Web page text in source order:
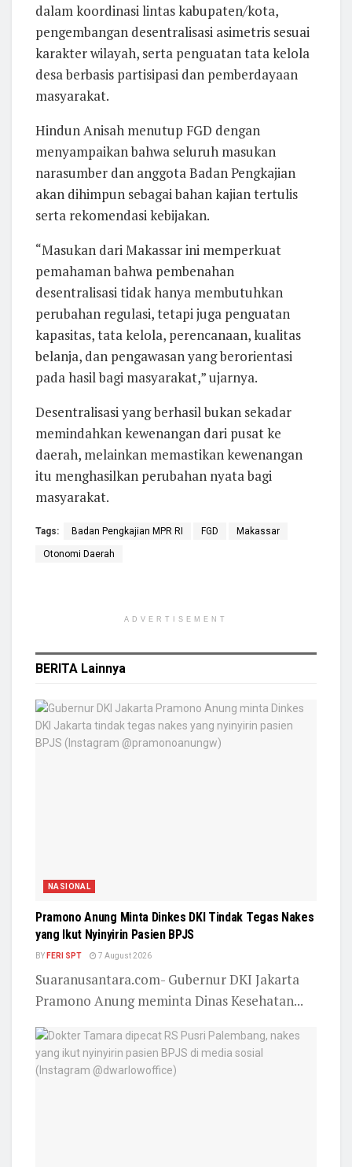
dalam koordinasi lintas kabupaten/kota,
pengembangan desentralisasi asimetris sesuai
karakter wilayah, serta penguatan tata kelola
desa berbasis partisipasi dan pemberdayaan
masyarakat.
Hindun Anisah menutup FGD dengan
menyampaikan bahwa seluruh masukan
narasumber dan anggota Badan Pengkajian
akan dihimpun sebagai bahan kajian tertulis
serta rekomendasi kebijakan.
“Masukan dari Makassar ini memperkuat
pemahaman bahwa pembenahan
desentralisasi tidak hanya membutuhkan
perubahan regulasi, tetapi juga penguatan
kapasitas, tata kelola, perencanaan, kualitas
belanja, dan pengawasan yang berorientasi
pada hasil bagi masyarakat,” ujarnya.
Desentralisasi yang berhasil bukan sekadar
memindahkan kewenangan dari pusat ke
daerah, melainkan memastikan kewenangan
itu menghasilkan perubahan nyata bagi
masyarakat.
Tags: Badan Pengkajian MPR RI FGD Makassar
Otonomi Daerah
ADVERTISEMENT
BERITA Lainnya
NASIONAL
Pramono Anung Minta Dinkes DKI Tindak Tegas Nakes
yang Ikut Nyinyirin Pasien BPJS
BY FERI SPT 7 August 2026
Suaranusantara.com- Gubernur DKI Jakarta
Pramono Anung meminta Dinas Kesehatan...